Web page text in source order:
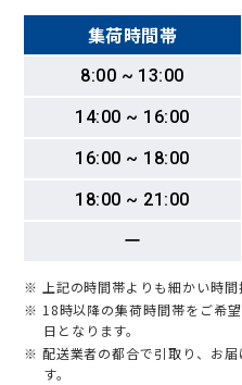
集荷時間帯
8:00 ~ 13:00
14:00 ~ 16:00
16:00 ~ 18:00
18:00 ~ 21:00
ー
※ 上記の時間帯よりも細かい時間
※ 18時以降の集荷時間帯をご希
日となります。
※ 配送業者の都合で引取り、お
す。